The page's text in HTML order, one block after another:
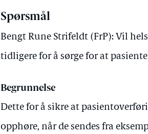
Spørsmål
Bengt Rune Strifeldt (FrP): Vil
tidligere for å sørge for at
Begrunnelse
Dette for å sikre at
opphøre, når de sendes fra